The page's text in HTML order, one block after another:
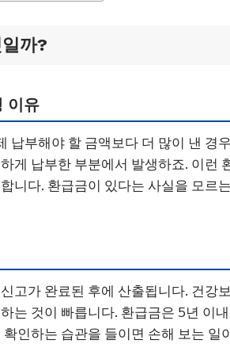
까?
이유
납부해야 할 금액보다 더 많이 낸 경
게 납부한 부분에서 발생하죠. 이런
니다. 환급금이 있다는 사실을 모르
고가 완료된 후에 산출됩니다. 건강
는 것이 빠릅니다. 환급금은 5년 이
인하는 습관을 들이면 손해 보는 일